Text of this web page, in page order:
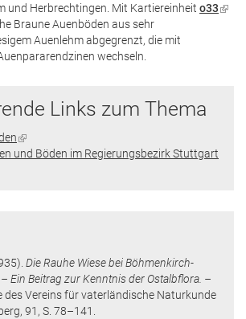
und Herbrechtingen. Mit Kartiereinheit o33(Link
Braune Auenböden aus sehr
Auenlehm abgegrenzt, die mit
wechseln.
Links zum Thema
(Link
ist
und Böden im Regierungsbezirk Stuttgart
. Die Rauhe Wiese bei Böhmenkirch-
Ein Beitrag zur Kenntnis der Ostalbflora. –
des Vereins für vaterländische Naturkunde
91 , S. 78–141 .